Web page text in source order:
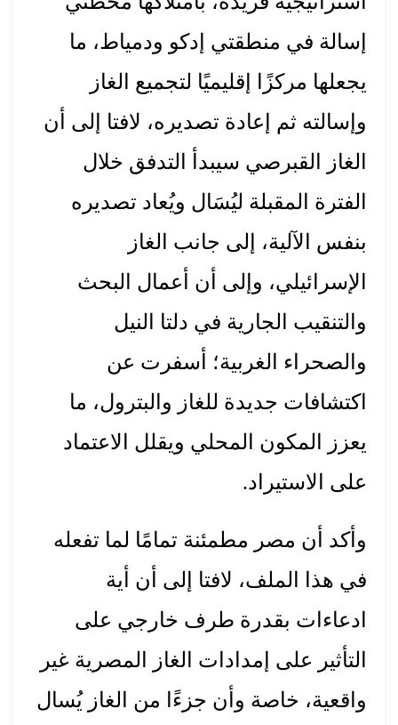
إسالة في منطقتي إدكو ودمياط، ما
يجعلها مركزًا إقليميًا لتجميع الغاز
وإسالته ثم إعادة تصديره، لافتا إلى أن
الغاز القبرصي سيبدأ التدفق خلال
الفترة المقبلة ليُسَال ويُعاد تصديره
بنفس الآلية، إلى جانب الغاز
الإسرائيلي، وإلى أن أعمال البحث
والتنقيب الجارية في دلتا النيل
والصحراء الغربية؛ أسفرت عن
اكتشافات جديدة للغاز والبترول، ما
يعزز المكون المحلي ويقلل الاعتماد
على الاستيراد.
وأكد أن مصر مطمئنة تمامًا لما تفعله
في هذا الملف، لافتا إلى أن أية
ادعاءات بقدرة طرف خارجي على
التأثير على إمدادات الغاز المصرية غير
واقعية، خاصة وأن جزءًا من الغاز يُسال